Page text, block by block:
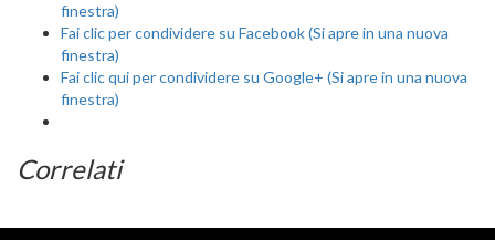
finestra)
Fai clic per condividere su Facebook (Si apre in una nuova
finestra)
Fai clic qui per condividere su Google+ (Si apre in una nuova
finestra)
Correlati